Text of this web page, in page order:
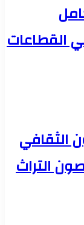
القطاعات
الثقافي
التراث